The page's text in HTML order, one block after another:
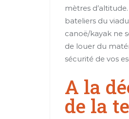
mètres
bateliers du
canoë/kayak ne
de louer du
sécurité de vos
A la
de la